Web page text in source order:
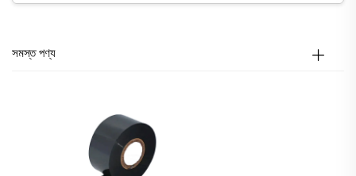
খাদ্যের জন্য FDA, ফার্মাসিউটিক্যালের জন্য FDA/EMA), যেখানে
ট্রান্সফার প্রিন্টার, হট স্ট্যাম্পিং মেশিন এবং কিছু লেজারও। হট স্ট্যাম্পিং ফয়েল
(কোডিং ফয়েল) গ্রহণ করতে ব্যবসায়িক প্রতিষ্ঠানগুলির নতুন সরঞ্জামের
প্রয়োজন হয় না; এটি বিদ্যমান সেটআপের সাথে সহজেই একীভূত হয়, যা
সমস্ত পণ্য